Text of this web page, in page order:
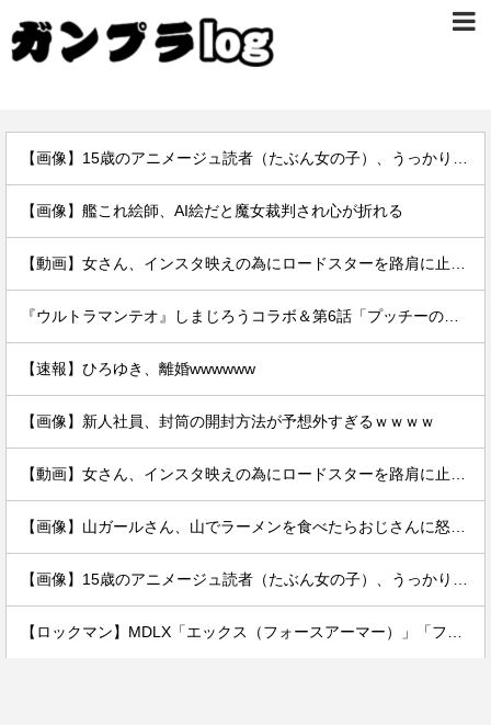
【画像】艦これ絵師、AI絵だと魔女裁判され心が折れる
【速報】ひろゆき、離婚wwwwww
【画像】新人社員、封筒の開封方法が予想外すぎるｗｗｗｗ